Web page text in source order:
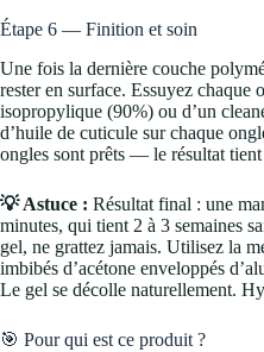
Étape 6 — Finition et soin
Une fois la dernière couche
rester en surface. Essuyez chaque
isopropylique (90%) ou d’un
d’huile de cuticule sur chaque
ongles sont prêts — le résultat tient
💡 Astuce : Résultat final : une
minutes, qui tient 2 à 3 semaines
gel, ne grattez jamais. Utilisez la
imbibés d’acétone enveloppés
Le gel se décolle naturellement.
🎯 Pour qui est ce produit ?